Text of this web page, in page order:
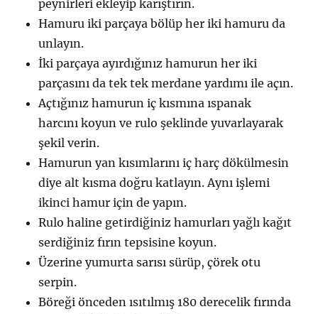
peynirleri ekleyip karıştırın.
Hamuru iki parçaya bölüp her iki hamuru da
unlayın.
İki parçaya ayırdığınız hamurun her iki
parçasını da tek tek merdane yardımı ile açın.
Açtığınız hamurun iç kısmına ıspanak
harcını koyun ve rulo şeklinde yuvarlayarak
şekil verin.
Hamurun yan kısımlarını iç harç dökülmesin
diye alt kısma doğru katlayın. Aynı işlemi
ikinci hamur için de yapın.
Rulo haline getirdiğiniz hamurları yağlı kağıt
serdiğiniz fırın tepsisine koyun.
Üzerine yumurta sarısı sürüp, çörek otu
serpin.
Böreği önceden ısıtılmış 180 derecelik fırında